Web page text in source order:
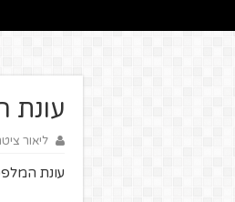
עונת
ליאור
עונת